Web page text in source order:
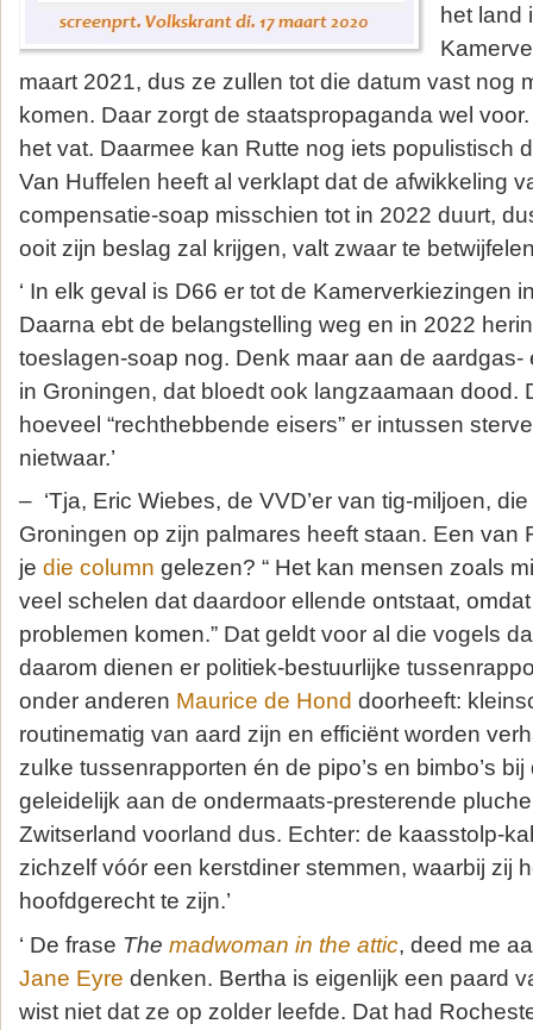
het land
maart 2021, dus ze zullen tot die datum vast nog
komen. Daar zorgt de staatspropaganda wel
het vat. Daarmee kan Rutte nog iets populistisch
Van Huffelen heeft al verklapt dat de afwikkeling
compensatie-soap misschien tot in 2022 duurt,
ooit zijn beslag zal krijgen, valt zwaar te
‘ In elk geval is D66 er tot de Kamerverkiezingen
Daarna ebt de belangstelling weg en in 2022
toeslagen-soap nog. Denk maar aan de
in Groningen, dat bloedt ook langzaamaan dood.
hoeveel “rechthebbende eisers” er intussen
nietwaar.’
– ‘Tja, Eric Wiebes, de VVD’er van tig-miljoen,
Groningen op zijn palmares heeft staan. Een van
je die column gelezen? “ Het kan mensen zoals
veel schelen dat daardoor ellende ontstaat,
problemen komen.” Dat geldt voor al die vogels
daarom dienen er politiek-bestuurlijke
onder anderen Maurice de Hond doorheeft:
routinematig van aard zijn en efficiënt worden
zulke tussenrapporten én de pipo’s en bimbo’s
geleidelijk aan de ondermaats-presterende
Zwitserland voorland dus. Echter: de kaasstolp-
zichzelf vóór een kerstdiner stemmen, waarbij zij
hoofdgerecht te zijn.’
‘ De frase The madwoman in the attic, deed me
Jane Eyre denken. Bertha is eigenlijk een paard
wist niet dat ze op zolder leefde. Dat had